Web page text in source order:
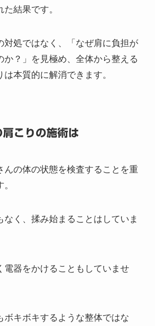
結果です。
対処ではなく、「なぜ肩に負担が
か？」を見極め、全体から整える
は本質的に解消できます。
こりの施術は
んの体の状態を検査することを重
なく、揉み始まることはしていま
電器をかけることもしていませ
ボキボキするような整体ではな